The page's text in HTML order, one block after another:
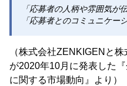
「応募者の人柄や雰囲気が
「応募者とのコミュニケー
（株式会社ZENKIGENと
が2020年10月に発表した
に関する市場動向』より）